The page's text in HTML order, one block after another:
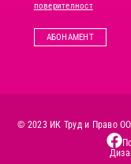
поверителност
АБОНАМЕНТ
© 2023 ИК Труд и Право